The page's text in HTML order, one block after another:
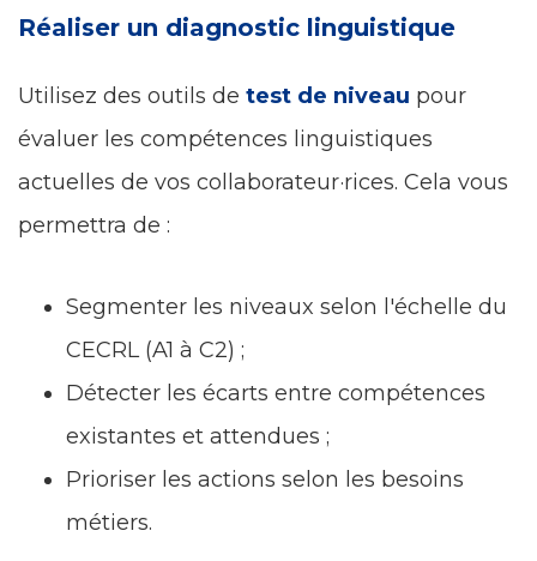
Réaliser un diagnostic linguistique
Utilisez des outils de test de niveau pour
évaluer les compétences linguistiques
actuelles de vos collaborateur·rices. Cela vous
permettra de :
Segmenter les niveaux selon l'échelle du
CECRL (A1 à C2) ;
Détecter les écarts entre compétences
existantes et attendues ;
Prioriser les actions selon les besoins
métiers.